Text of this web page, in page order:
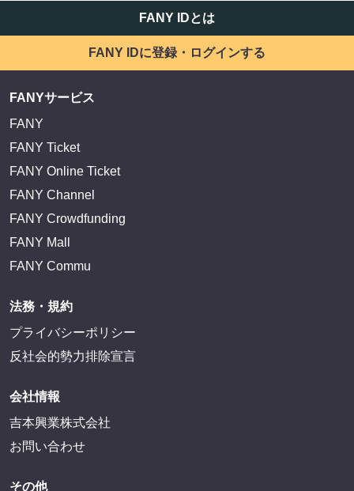
FANY IDとは
FANY IDに登録・ログインする
FANYサービス
FANY
FANY Ticket
FANY Online Ticket
FANY Channel
FANY Crowdfunding
FANY Mall
FANY Commu
法務・規約
プライバシーポリシー
反社会的勢力排除宣言
会社情報
吉本興業株式会社
お問い合わせ
その他